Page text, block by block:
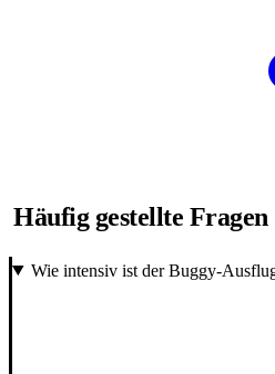
Häufig gestellte Fragen
Wie intensiv ist der Buggy-